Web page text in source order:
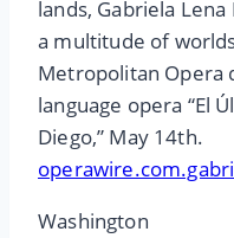
lands, Gabriela
a multitude of
Metropolitan Opera
language opera “El
Diego,” May 14th.
Washington